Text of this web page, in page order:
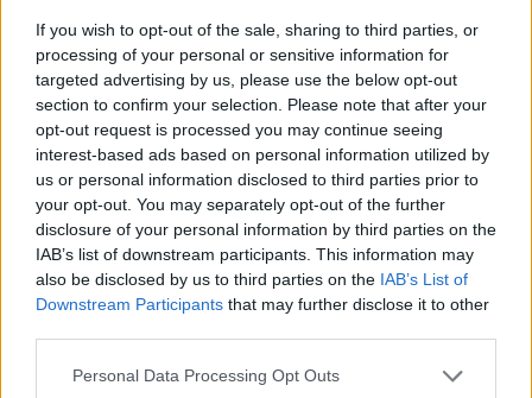
If you wish to opt-out of the sale, sharing to third parties, or
processing of your personal or sensitive information for
targeted advertising by us, please use the below opt-out
section to confirm your selection. Please note that after your
opt-out request is processed you may continue seeing
interest-based ads based on personal information utilized by
us or personal information disclosed to third parties prior to
your opt-out. You may separately opt-out of the further
disclosure of your personal information by third parties on the
IAB’s list of downstream participants. This information may
also be disclosed by us to third parties on the IAB’s List of
Downstream Participants that may further disclose it to other
Please note that this website/app uses one or more Google
Personal Data Processing Opt Outs